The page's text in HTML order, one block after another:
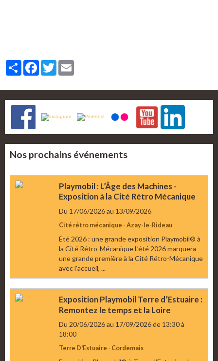
PartagerFacebook
Twitter
Nos prochains événements
Playmobil : L’Âge des Machines -
Exposition à la Cité Rétro Mécanique
Du 17/06/2026au 13/09/2026
Cité rétro mécanique - Azay-le-Rideau
Été 2026 : une grande exposition Playmobil® à
la Cité Rétro-Mécanique L’été 2026 marquera
une grande première à la Cité Rétro-Mécanique
avec l’accueil, ...
Exposition Playmobil Terre d’Estuaire :
Remontez le temps et la Loire
Du 20/06/2026au 17/09/2026de 13:30à
18:00
Terre D'Estuaire - Cordemais